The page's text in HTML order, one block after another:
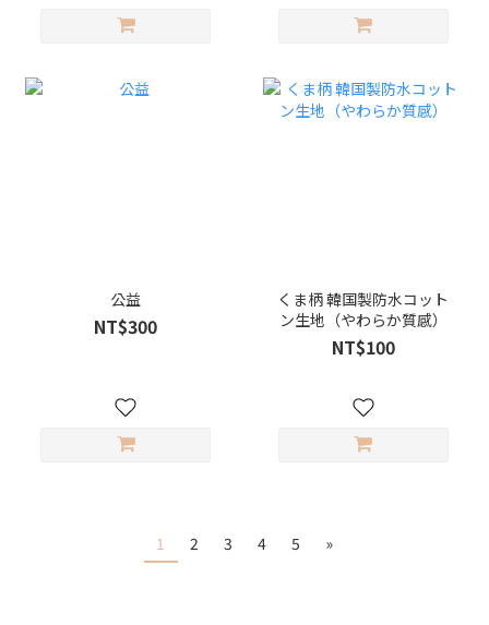
公益
NT$300
くま柄 韓国製防水コット
ン生地（やわらか質感）
NT$100
1 2 3 4 5 »